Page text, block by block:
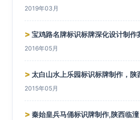
2019年03月
> 宝鸡路名牌标识标牌深化设计制作
2016年05月
> 太白山水上乐园标识标牌制作，陕
2015年05月
> 秦始皇兵马俑标识牌制作,陕西临潼